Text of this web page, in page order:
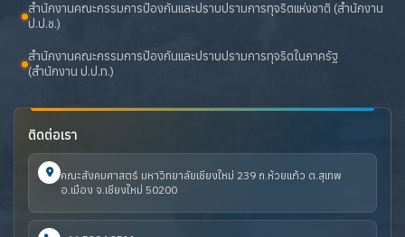
สำนักงานคณะกรรมการป้องกันและปราบปรามการทุจริตแห่งชาติ (สำนักงาน
ป.ป.ช.)
สำนักงานคณะกรรมการป้องกันและปราบปรามการทุจริตในภาครัฐ
(สำนักงาน ป.ป.ท.)
ติดต่อเรา
คณะสังคมศาสตร์ มหาวิทยาลัยเชียงใหม่ 239 ถ.ห้วยแก้ว ต.สุเทพ
อ.เมือง จ.เชียงใหม่ 50200